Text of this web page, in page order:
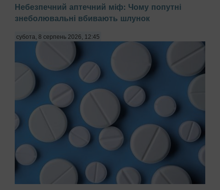
Небезпечний аптечний міф: Чому попутні
знеболювальні вбивають шлунок
субота, 8 серпень 2026, 12:45